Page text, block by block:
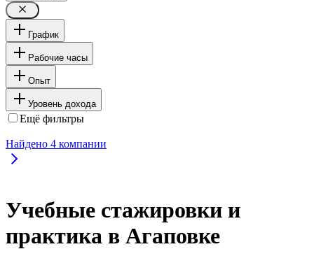
График
Рабочие часы
Опыт
Уровень дохода
Ещё фильтры
Найдено 4 компании
Учебные стажировки и
практика в Агаповке